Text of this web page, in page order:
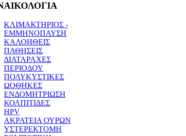
ΚΛΙΜΑΚΤΗΡΙΟΣ -
ΕΜΜΗΝΟΠΑΥΣΗ
ΚΑΛΟΗΘΕΙΣ
ΠΑΘΗΣΕΙΣ
ΔΙΑΤΑΡΑΧΕΣ
ΠΕΡΙΟΔΟΥ
ΠΟΛΥΚΥΣΤΙΚΕΣ
ΩΟΘΗΚΕΣ
ΕΝΔΟΜΗΤΡΙΩΣΗ
ΚΟΛΠΙΤΙΔΕΣ
HPV
ΑΚΡΑΤΕΙΑ ΟΥΡΩΝ
ΥΣΤΕΡΕΚΤΟΜΗ